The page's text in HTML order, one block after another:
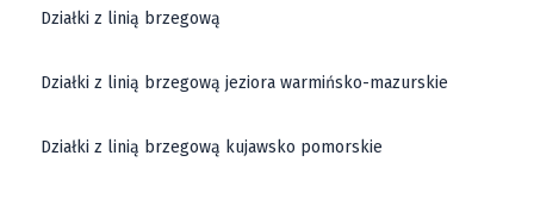
Działki z linią brzegową
Działki z linią brzegową jeziora warmińsko-mazurskie
Działki z linią brzegową kujawsko pomorskie